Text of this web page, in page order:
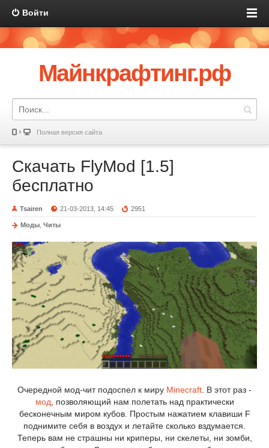
Войти
Майнкрафтинг.рф
Полная версия сайта
Скачать FlyMod [1.5]
бесплатно
Tsairen 21-03-2013, 14:45 2951
Моды Читы
Очередной мод-чит подоспел к миру Minecraft. В этот раз -
мод, позволяющий нам полетать над практически
бесконечным миром кубов. Простым нажатием клавиши F
поднимите себя в воздух и летайте сколько вздумается.
Теперь вам не страшны ни криперы, ни скелеты, ни зомби,